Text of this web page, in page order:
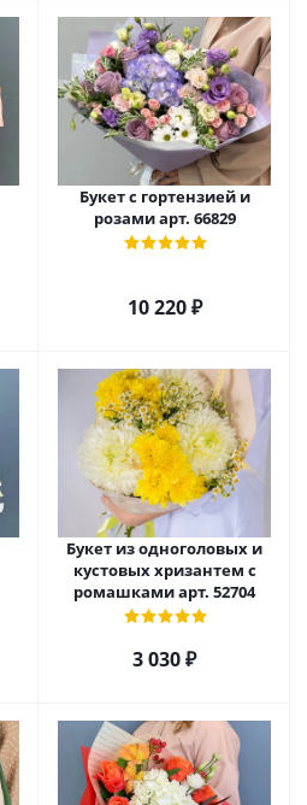
Букет с гортензией и
розами арт. 66829
10 220₽
Букет из одноголовых и
кустовых хризантем с
ромашками арт. 52704
3 030₽